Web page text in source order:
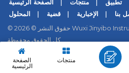
الصفحة الرئيسية منتجات تطبيق
المحلول
قضية الإخبارية بنا
© حقوق النشر © 2026 Wuxi Jinyibo Instrument Technology Co.,Ltd
كل الحقوق محفوظة.
خريطة الموقع
Xml| سياسة خاصة|
IPv6 شبكة مدعومة
苏ICP备
الصفحة
الرئيسية
منتجات